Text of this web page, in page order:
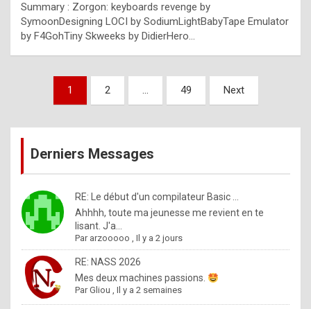
l
e
x
a
%
m
a
d
b
y
Summary : Zorgon: keyboards revenge by
SymoonDesigning LOCI by SodiumLightBabyTape Emulator
by F4GohTiny Skweeks by DidierHero…
Pagination
publications
1 2 … 49 Next
Derniers Messages
RE: Le début d'un compilateur Basic ...
Ahhhh, toute ma jeunesse me revient en te
lisant. J'a...
Par arzooooo ,Il y a 2 jours
RE: NASS 2026
Mes deux machines passions.
ParGliou ,Il y a 2 semaines